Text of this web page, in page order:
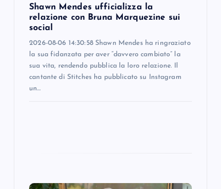
Shawn Mendes ufficializza la
relazione con Bruna Marquezine sui
social
2026-08-06 14:30:58 Shawn Mendes ha ringraziato
la sua fidanzata per aver “davvero cambiato” la
sua vita, rendendo pubblica la loro relazione. Il
cantante di Stitches ha pubblicato su Instagram
un…